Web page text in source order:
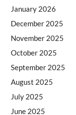
January 2026
December 2025
November 2025
October 2025
September 2025
August 2025
July 2025
June 2025